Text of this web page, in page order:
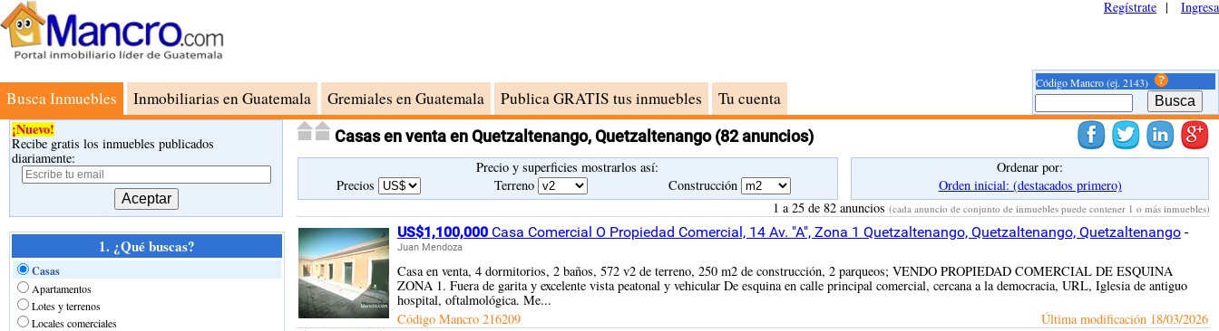
Busca Inmuebles Inmobiliarias en Guatemala Gremiales en Guatemala Publica GRATIS tus inmuebles Tu cuenta
Regístrate | Ingresa
Código Mancro (ej. 2143)
Casas en venta en Quetzaltenango, Quetzaltenango(82 anuncios)
Precio y superficies mostrarlos así:
Precios
Terreno Construcción
Ordenar por:
Orden inicial: (destacados primero)
1 a 25 de 82 anuncios (cada anuncio de conjunto de inmuebles puede contener 1 o más inmuebles)
US$1,100,000Casa Comercial O Propiedad Comercial, 14 Av. "A", Zona 1 Quetzaltenango, Quetzaltenango, Quetzaltenango-
Juan Mendoza
Casa en venta, 4 dormitorios, 2 baños, 572 v2 de terreno, 250 m2 de construcción, 2 parqueos; VENDO PROPIEDAD COMERCIAL DE ESQUINA
ZONA 1. Fuera de garita y excelente vista peatonal y vehicular De esquina en calle principal comercial, cercana a la democracia, URL, Iglesia de antiguo
hospital, oftalmológica. Me...
Código Mancro 216209 Última modificación 18/03/2026
¡Nuevo!
Recibe gratis los inmuebles publicados
diariamente:
1. ¿Qué buscas?
Casas
Apartamentos
Lotes y terrenos
Locales comerciales